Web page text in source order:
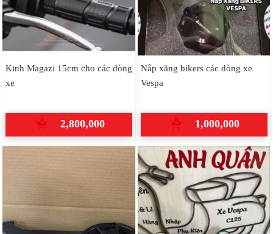
Kinh Magazi 15cm cho các dòng
xe
2,800,000
Nắp xăng bikers các dòng xe
Vespa
1,000,000